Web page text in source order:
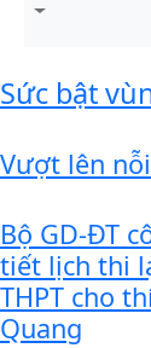
Sức bật
Vượt lên
Bộ GD-ĐT
tiết lịch thi
THPT cho
Quang